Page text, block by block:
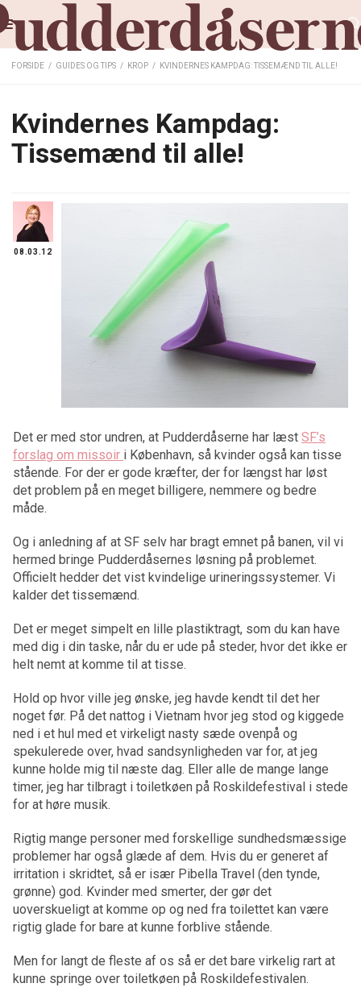
FORSIDE / GUIDES OG TIPS / KROP / KVINDERNES KAMPDAG: TISSEMÆND TIL ALLE!
Kvindernes Kampdag:
Tissemænd til alle!
08.03.12
Det er med stor undren, at Pudderdåserne har læst SF’s
forslag om missoir i København, så kvinder også kan tisse
stående. For der er gode kræfter, der for længst har løst
det problem på en meget billigere, nemmere og bedre
måde.
Og i anledning af at SF selv har bragt emnet på banen, vil vi
hermed bringe Pudderdåsernes løsning på problemet.
Officielt hedder det vist kvindelige urineringssystemer. Vi
kalder det tissemænd.
Det er meget simpelt en lille plastiktragt, som du kan have
med dig i din taske, når du er ude på steder, hvor det ikke er
helt nemt at komme til at tisse.
Hold op hvor ville jeg ønske, jeg havde kendt til det her
noget før. På det nattog i Vietnam hvor jeg stod og kiggede
ned i et hul med et virkeligt nasty sæde ovenpå og
spekulerede over, hvad sandsynligheden var for, at jeg
kunne holde mig til næste dag. Eller alle de mange lange
timer, jeg har tilbragt i toiletkøen på Roskildefestival i stede
for at høre musik.
Rigtig mange personer med forskellige sundhedsmæssige
problemer har også glæde af dem. Hvis du er generet af
irritation i skridtet, så er især Pibella Travel (den tynde,
grønne) god. Kvinder med smerter, der gør det
uoverskueligt at komme op og ned fra toilettet kan være
rigtig glade for bare at kunne forblive stående.
Men for langt de fleste af os så er det bare virkelig rart at
kunne springe over toiletkøen på Roskildefestivalen.